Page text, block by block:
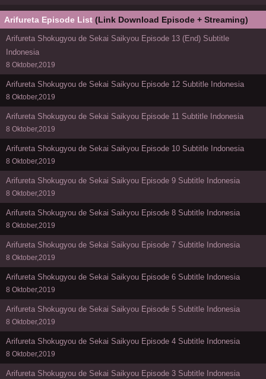
Arifureta Episode List (Link Download Episode + Streaming)
Arifureta Shokugyou de Sekai Saikyou Episode 13 (End) Subtitle
Indonesia
8 Oktober,2019
Arifureta Shokugyou de Sekai Saikyou Episode 12 Subtitle Indonesia
8 Oktober,2019
Arifureta Shokugyou de Sekai Saikyou Episode 11 Subtitle Indonesia
8 Oktober,2019
Arifureta Shokugyou de Sekai Saikyou Episode 10 Subtitle Indonesia
8 Oktober,2019
Arifureta Shokugyou de Sekai Saikyou Episode 9 Subtitle Indonesia
8 Oktober,2019
Arifureta Shokugyou de Sekai Saikyou Episode 8 Subtitle Indonesia
8 Oktober,2019
Arifureta Shokugyou de Sekai Saikyou Episode 7 Subtitle Indonesia
8 Oktober,2019
Arifureta Shokugyou de Sekai Saikyou Episode 6 Subtitle Indonesia
8 Oktober,2019
Arifureta Shokugyou de Sekai Saikyou Episode 5 Subtitle Indonesia
8 Oktober,2019
Arifureta Shokugyou de Sekai Saikyou Episode 4 Subtitle Indonesia
8 Oktober,2019
Arifureta Shokugyou de Sekai Saikyou Episode 3 Subtitle Indonesia